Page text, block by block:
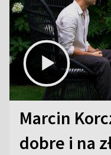
Marcin
dobre i na